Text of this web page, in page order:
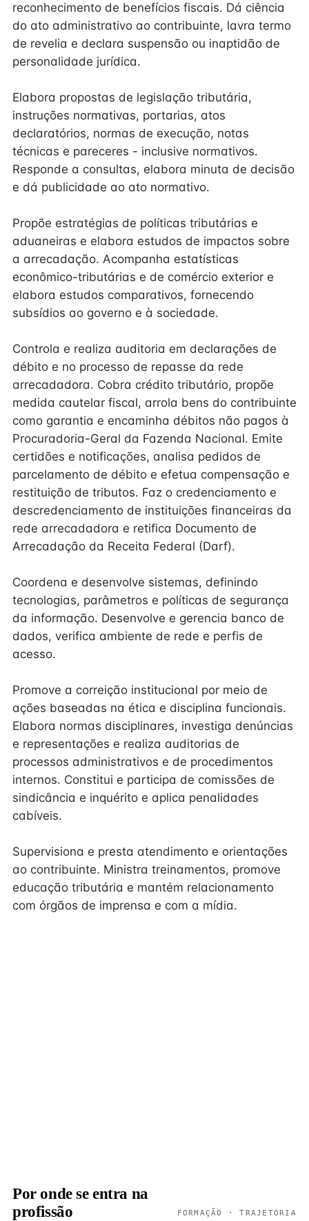
reconhecimento de benefícios fiscais. Dá ciência
do ato administrativo ao contribuinte, lavra termo
de revelia e declara suspensão ou inaptidão de
personalidade jurídica.
Elabora propostas de legislação tributária,
instruções normativas, portarias, atos
declaratórios, normas de execução, notas
técnicas e pareceres - inclusive normativos.
Responde a consultas, elabora minuta de decisão
e dá publicidade ao ato normativo.
Propõe estratégias de políticas tributárias e
aduaneiras e elabora estudos de impactos sobre
a arrecadação. Acompanha estatísticas
econômico-tributárias e de comércio exterior e
elabora estudos comparativos, fornecendo
subsídios ao governo e à sociedade.
Controla e realiza auditoria em declarações de
débito e no processo de repasse da rede
arrecadadora. Cobra crédito tributário, propõe
medida cautelar fiscal, arrola bens do contribuinte
como garantia e encaminha débitos não pagos à
Procuradoria-Geral da Fazenda Nacional. Emite
certidões e notificações, analisa pedidos de
parcelamento de débito e efetua compensação e
restituição de tributos. Faz o credenciamento e
descredenciamento de instituições financeiras da
rede arrecadadora e retifica Documento de
Arrecadação da Receita Federal (Darf).
Coordena e desenvolve sistemas, definindo
tecnologias, parâmetros e políticas de segurança
da informação. Desenvolve e gerencia banco de
dados, verifica ambiente de rede e perfis de
acesso.
Promove a correição institucional por meio de
ações baseadas na ética e disciplina funcionais.
Elabora normas disciplinares, investiga denúncias
e representações e realiza auditorias de
processos administrativos e de procedimentos
internos. Constitui e participa de comissões de
sindicância e inquérito e aplica penalidades
cabíveis.
Supervisiona e presta atendimento e orientações
ao contribuinte. Ministra treinamentos, promove
educação tributária e mantém relacionamento
com órgãos de imprensa e com a mídia.
Por onde se entra na
profissão
FORMAÇÃO · TRAJETÓRIA